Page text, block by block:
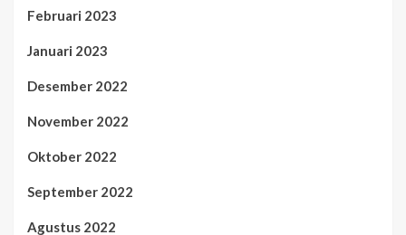
Februari 2023
Januari 2023
Desember 2022
November 2022
Oktober 2022
September 2022
Agustus 2022